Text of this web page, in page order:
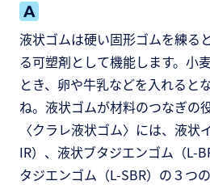
液状ゴムは硬い固形ゴムを練る
る可塑剤として機能します。小
とき、卵や牛乳などを入れると
ね。液状ゴムが材料のつなぎの
〈クラレ液状ゴム〉には、液状
IR）、液状ブタジエンゴム（L-
タジエンゴム（L-SBR）の３つ